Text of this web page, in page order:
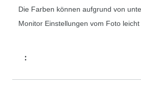
Die Farben können aufgrund von
Monitor Einstellungen vom Foto
: